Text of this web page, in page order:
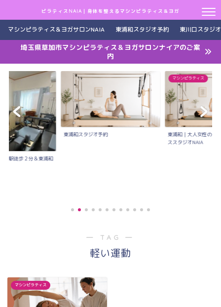
ピラティスNAIA｜身体を整えるマシンピラティス＆ヨガ
マシンピラティス＆ヨガサロンNAIA 東浦和スタジオ予約 東川口スタジ
埼玉県草加市マシンピラティス＆ヨガサロンナイアのご案
内
口駅徒歩２分＆東浦和
東浦和スタジオ予約
マシンピラティス
東浦和｜大人女性のた
ススタジオNAIA
― TAG ―
軽い運動
マシンピラティス